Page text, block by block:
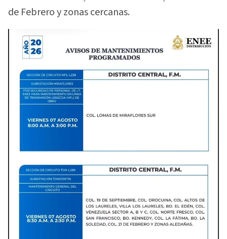
de Febrero y zonas cercanas.